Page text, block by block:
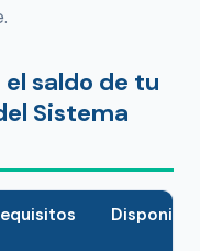
saldo de tu
Sistema